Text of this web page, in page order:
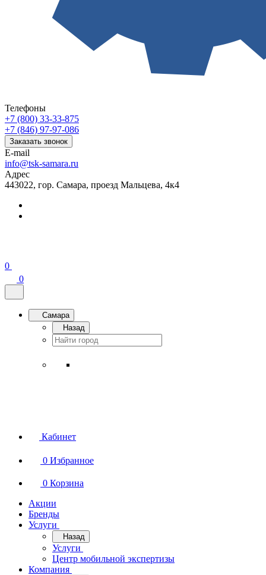
Телефоны
+7 (800) 33-33-875
+7 (846) 97-97-086
Заказать звонок
E-mail
info@tsk-samara.ru
Адрес
443022, гор. Самара, проезд Мальцева, 4к4
0
0
Самара
Назад
Кабинет
0 Избранное
0 Корзина
Акции
Бренды
Услуги
Назад
Услуги
Центр мобильной экспертизы
Компания